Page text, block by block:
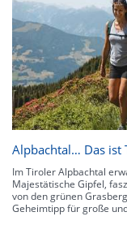
Alpbachtal… Das ist
Im Tiroler Alpbachtal
Majestätische Gipfel,
von den grünen
Geheimtipp für große